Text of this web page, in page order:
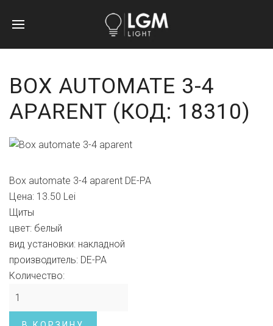
BOX AUTOMATE 3-4
APARENT (КОД: 18310)
Box automate 3-4 aparent DE-PA
Цена: 13.50 Lei
Щиты
цвет: белый
вид установки: накладной
производитель: DE-PA
Количество: